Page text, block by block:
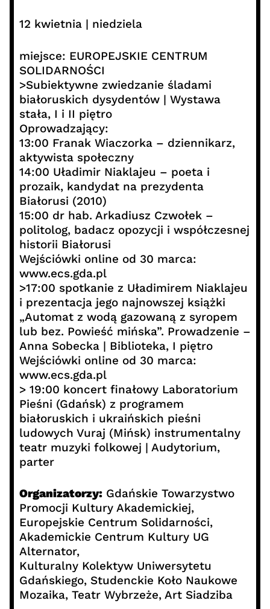
12 kwietnia | niedziela
miejsce: EUROPEJSKIE CENTRUM
SOLIDARNOŚCI
>Subiektywne zwiedzanie śladami
białoruskich dysydentów | Wystawa
stała, I i II piętro
Oprowadzający:
13:00 Franak Wiaczorka – dziennikarz,
aktywista społeczny
14:00 Uładimir Niaklajeu – poeta i
prozaik, kandydat na prezydenta
Białorusi (2010)
15:00 dr hab. Arkadiusz Czwołek –
politolog, badacz opozycji i współczesnej
historii Białorusi
Wejściówki online od 30 marca:
www.ecs.gda.pl
>17:00 spotkanie z Uładimirem Niaklajeu
i prezentacja jego najnowszej książki
„Automat z wodą gazowaną z syropem
lub bez. Powieść mińska”. Prowadzenie –
Anna Sobecka | Biblioteka, I piętro
Wejściówki online od 30 marca:
www.ecs.gda.pl
> 19:00 koncert finałowy Laboratorium
Pieśni (Gdańsk) z programem
białoruskich i ukraińskich pieśni
ludowych Vuraj (Mińsk) instrumentalny
teatr muzyki folkowej | Audytorium,
parter
Organizatorzy:Gdańskie Towarzystwo
Promocji Kultury Akademickiej,
Europejskie Centrum Solidarności,
Akademickie Centrum Kultury UG
Alternator,
Kulturalny Kolektyw Uniwersytetu
Gdańskiego, Studenckie Koło Naukowe
Mozaika, Teatr Wybrzeże, Art Siadziba